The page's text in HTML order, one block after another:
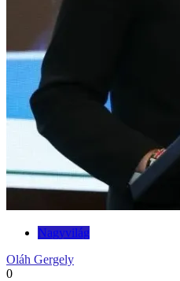
Nagyvilág
Oláh Gergely
0